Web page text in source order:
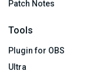
Patch Notes
Tools
Plugin for OBS
Ultra